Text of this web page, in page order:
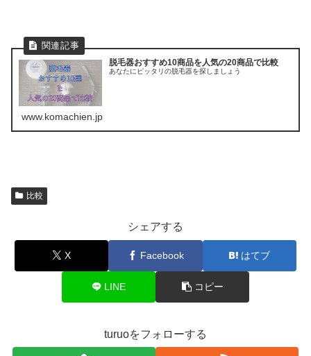
脱毛器おすすめ10商品を人気の20商品で比較
あなたにピッタリの脱毛器を探しましょう
www.komachien.jp
比較
シェアする
X Facebook はてブ
LINE コピー
turuoをフォローする